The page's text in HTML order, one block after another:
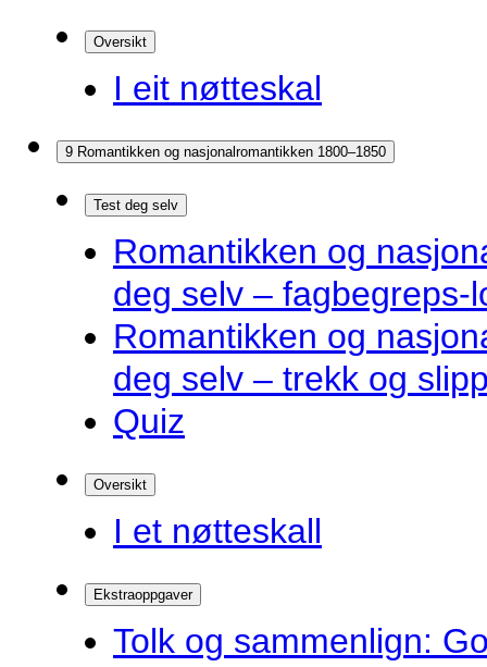
Oversikt
I eit nøtteskal
9 Romantikken og nasjonalromantikken 1800–1850
Test deg selv
Romantikken og
deg selv – fagbegreps-
Romantikken og
deg selv – trekk og
Quiz
Oversikt
I et nøtteskall
Ekstraoppgaver
Tolk og sammenlign: